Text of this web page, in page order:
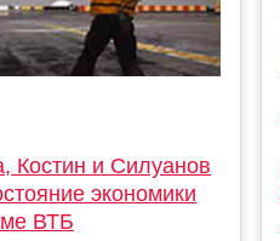
Костин и Силуанов
экономики
ВТБ